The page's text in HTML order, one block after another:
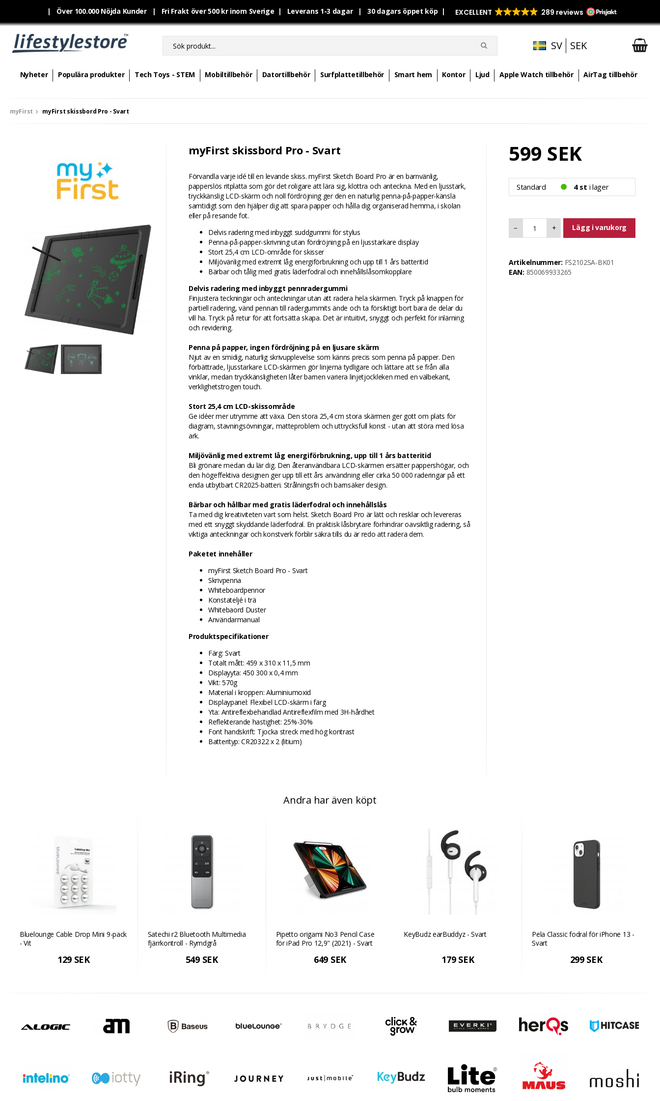
| Över 100.000 Nöjda Kunder | Fri Frakt över 500 kr inom Sverige | Leverans 1-3 dagar | 30 dagars öppet köp |
SV SEK
Nyheter Populära produkter Tech Toys - STEM Mobiltillbehör Datortillbehör Surfplattetillbehör Smart hem Kontor Ljud Apple Watch tillbehör AirTag tillbehör
myFirst myFirst skissbord Pro - Svart
myFirst skissbord Pro - Svart
Förvandla varje idé till en levande skiss. myFirst Sketch Board Pro är en barnvänlig,
papperslös ritplatta som gör det roligare att lära sig, klottra och anteckna. Med en ljusstark,
tryckkänslig LCD-skärm och noll fördröjning ger den en naturlig penna-på-papper-känsla
samtidigt som den hjälper dig att spara papper och hålla dig organiserad hemma, i skolan
eller på resande fot.
Delvis radering med inbyggt suddgummi för stylus
Penna-på-papper-skrivning utan fördröjning på en ljusstarkare display
Stort 25,4 cm LCD-område för skisser
Miljövänlig med extremt låg energiförbrukning och upp till 1 års batteritid
Bärbar och tålig med gratis läderfodral och innehållslåsomkopplare
Delvis radering med inbyggt pennradergummi
Finjustera teckningar och anteckningar utan att radera hela skärmen. Tryck på knappen för
partiell radering, vänd pennan till radergummits ände och ta försiktigt bort bara de delar du
vill ha. Tryck på retur för att fortsätta skapa. Det är intuitivt, snyggt och perfekt för inlärning
och revidering.
Penna på papper, ingen fördröjning på en ljusare skärm
Njut av en smidig, naturlig skrivupplevelse som känns precis som penna på papper. Den
förbättrade, ljusstarkare LCD-skärmen gör linjerna tydligare och lättare att se från alla
vinklar, medan tryckkänsligheten låter barnen variera linjetjockleken med en välbekant,
verklighetstrogen touch.
Stort 25,4 cm LCD-skissområde
Ge idéer mer utrymme att växa. Den stora 25,4 cm stora skärmen ger gott om plats för
diagram, stavningsövningar, matteproblem och uttrycksfull konst - utan att störa med lösa
ark.
Miljövänlig med extremt låg energiförbrukning, upp till 1 års batteritid
Bli grönare medan du lär dig. Den återanvändbara LCD-skärmen ersätter pappershögar, och
den högeffektiva designen ger upp till ett års användning eller cirka 50 000 raderingar på ett
enda utbytbart CR2025-batteri. Strålningsfri och barnsäker design.
Bärbar och hållbar med gratis läderfodral och innehållslås
Ta med dig kreativiteten vart som helst. Sketch Board Pro är lätt och resklar och levereras
med ett snyggt skyddande läderfodral. En praktisk låsbrytare förhindrar oavsiktlig radering, så
viktiga anteckningar och konstverk förblir säkra tills du är redo att radera dem.
Paketet innehåller
myFirst Sketch Board Pro - Svart
Skrivpenna
Whiteboardpennor
Konstateljé i trä
Whitebaord Duster
Användarmanual
Produktspecifikationer
Färg: Svart
Totalt mått: 459 x 310 x 11,5 mm
Displayyta: 450 300 x 0,4 mm
Vikt: 570g
Material i kroppen: Aluminiumoxid
Displaypanel: Flexibel LCD-skärm i färg
Yta: Antireflexbehandlad Antireflexfilm med 3H-hårdhet
Reflekterande hastighet: 25%-30%
Font handskrift: Tjocka streck med hög kontrast
Batterityp: CR20322 x 2 (litium)
599 SEK
Standard 4 st i lager
− + Lägg i varukorg
Artikelnummer: FS2102SA-BK01
EAN: 850069933265
Andra har även köpt
Bluelounge Cable Drop Mini 9-pack
- Vit
129 SEK
Satechi r2 Bluetooth Multimedia
fjärrkontroll - Rymdgrå
549 SEK
Pipetto origami No3 Pencil Case
för iPad Pro 12,9" (2021) - Svart
649 SEK
KeyBudz earBuddyz - Svart
179 SEK
Pela Classic fodral för iPhone 13 -
Svart
299 SEK